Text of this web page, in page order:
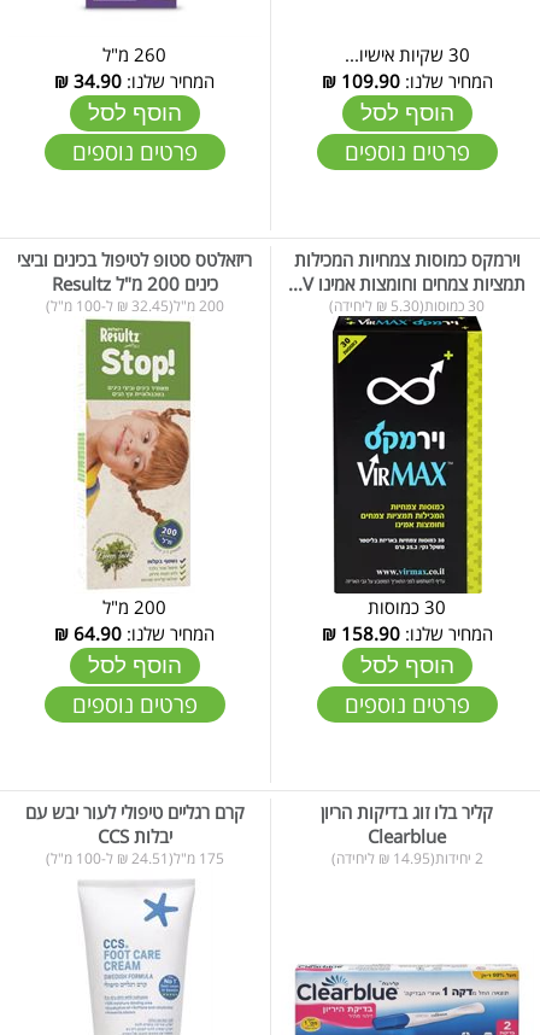
30 שקיות אישיו...
המחיר שלנו:109.90
₪
הוסף לסל
פרטים נוספים
260 מ"ל
המחיר שלנו: 34.90
₪
הוסף לסל
פרטים נוספים
וירמקס כמוסות צמחיות המכילות
תמציות צמחים וחומצות אמינו V...
30 כמוסות(5.30 ₪ ליחידה)
30 כמוסות
המחיר שלנו:158.90
₪
הוסף לסל
פרטים נוספים
ריזאלטס סטופ לטיפול בכינים וביצי
כינים 200 מ"ל Resultz
200 מ"ל(32.45 ₪ ל-100 מ"ל)
200 מ"ל
המחיר שלנו: 64.90
₪
הוסף לסל
פרטים נוספים
קליר בלו זוג בדיקות הריון
Clearblue
2 יחידות(14.95 ₪ ליחידה)
קרם רגליים טיפולי לעור יבש עם
יבלות CCS
175 מ"ל(24.51 ₪ ל-100 מ"ל)